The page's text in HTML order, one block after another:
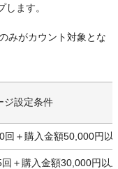
ます。
みがカウント対象とな
ジ設定条件
回＋購入金額50,000円以
＋購入金額30,000円以